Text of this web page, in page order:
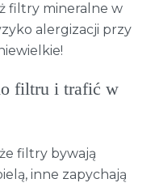
filtry mineralne w
alergizacji przy
filtru i trafić w
filtry bywają
inne zapychają